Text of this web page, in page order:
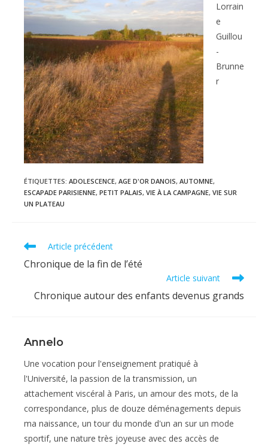
Lorrain
e
Guillou
-
Brunne
r
ÉTIQUETTES: ADOLESCENCE, AGE D'OR DANOIS, AUTOMNE,
ESCAPADE PARISIENNE, PETIT PALAIS, VIE À LA CAMPAGNE, VIE SUR
UN PLATEAU
Read
articles
Article précédent
Chronique de la fin de l’été
Article suivant
Chronique autour des enfants devenus grands
Annelo
Une vocation pour l'enseignement pratiqué à
l'Université, la passion de la transmission, un
attachement viscéral à Paris, un amour des mots, de la
correspondance, plus de douze déménagements depuis
ma naissance, un tour du monde d'un an sur un mode
sportif, une nature très joyeuse avec des accès de